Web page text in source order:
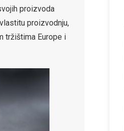
proizvoda
proizvodnju,
tržištima Europe i